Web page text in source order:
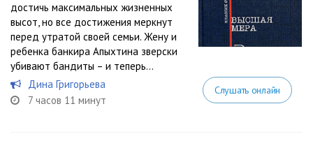
достичь максимальных жизненных
высот, но все достижения меркнут
перед утратой своей семьи. Жену и
ребенка банкира Апыхтина зверски
убивают бандиты – и теперь...
Дина Григорьева
7 часов 11 минут
Слушать онлайн